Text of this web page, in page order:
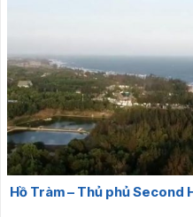
Hồ Tràm – Thủ phủ Second